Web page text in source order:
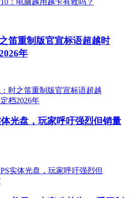
笛重制版官宣标语超越时
年
光盘，玩家呼吁强烈但销量